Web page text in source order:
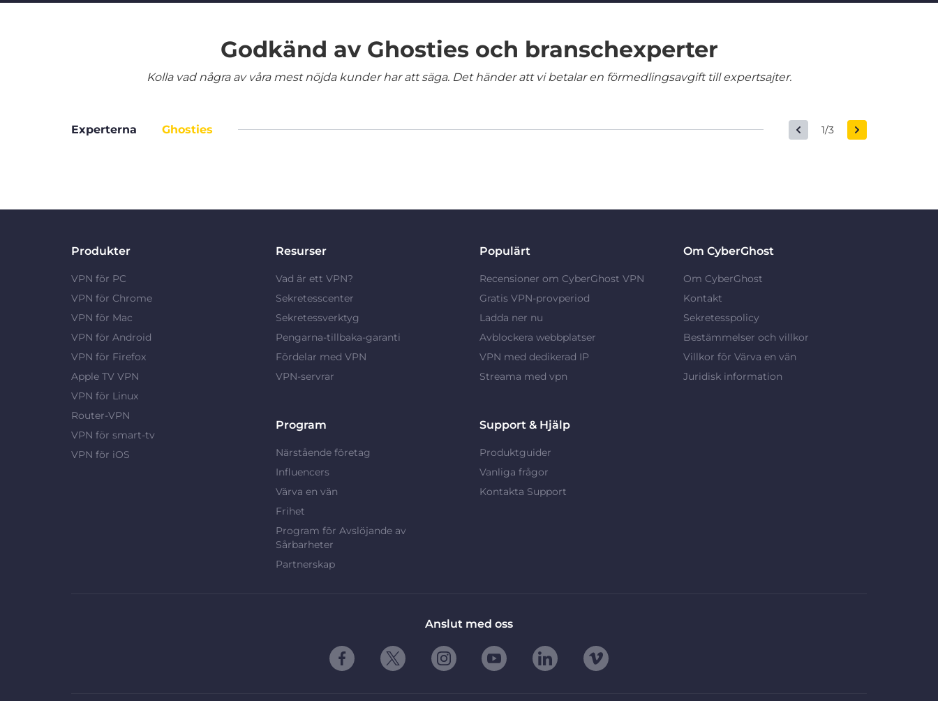
Godkänd av Ghosties och branschexperter
Kolla vad några av våra mest nöjda kunder har att säga. Det händer att vi betalar en förmedlingsavgift till expertsajter.
Experterna Ghosties 1/3
Produkter
VPN för PC
VPN för Chrome
VPN för Mac
VPN för Android
VPN för Firefox
Apple TV VPN
VPN för Linux
Router-VPN
VPN för smart-tv
VPN för iOS
Resurser
Vad är ett VPN?
Sekretesscenter
Sekretessverktyg
Pengarna-tillbaka-garanti
Fördelar med VPN
VPN-servrar
Populärt
Recensioner om CyberGhost VPN
Gratis VPN-provperiod
Ladda ner nu
Avblockera webbplatser
VPN med dedikerad IP
Streama med vpn
Om CyberGhost
Om CyberGhost
Kontakt
Sekretesspolicy
Bestämmelser och villkor
Villkor för Värva en vän
Juridisk information
Program
Närstående företag
Influencers
Värva en vän
Frihet
Program för Avslöjande av
Sårbarheter
Partnerskap
Support & Hjälp
Produktguider
Vanliga frågor
Kontakta Support
Anslut med oss